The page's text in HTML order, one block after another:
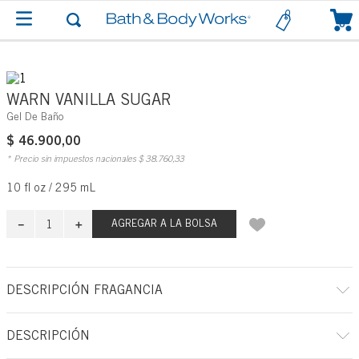
0
WARN VANILLA SUGAR
Gel De Baño
$ 46.900,00
* Precio sin impuestos nacionales $ 38. 760,33
10 fl oz / 295 mL
＋
－ AGREGAR A LA BOLSA
DESCRIPCIÓN FRAGANCIA
A qué huele: disfrutar de una delicia irresistiblemente cremosa y dulce en
tu cachemira más acogedora.
DESCRIPCIÓN